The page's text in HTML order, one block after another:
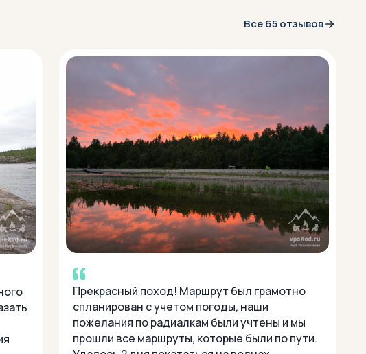
Все 65 отзывов
Прекрасный поход! Маршрут был грамотно
спланирован с учетом погоды, наши
пожелания по радиалкам были учтены и мы
прошли все маршруты, которые были по пути.